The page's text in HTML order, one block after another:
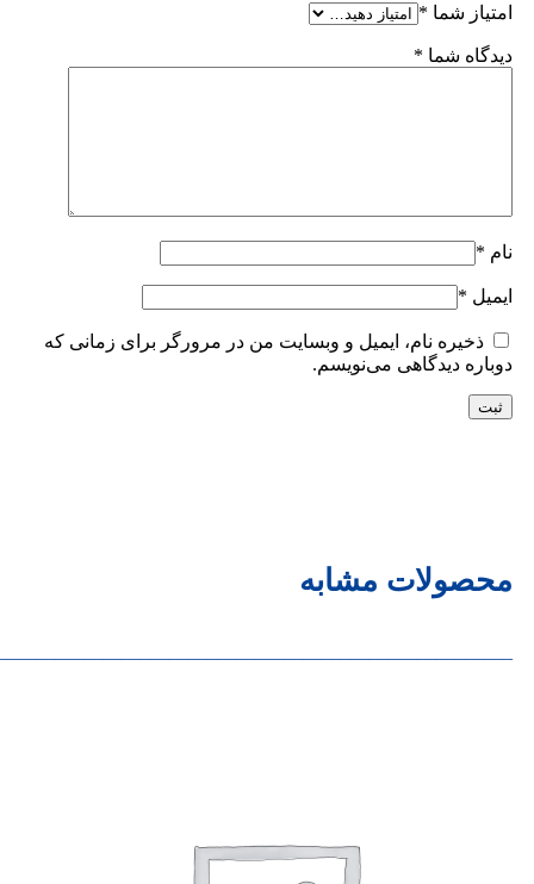
امتیاز شما *
دیدگاه شما *
نام *
ایمیل *
ذخیره نام، ایمیل و وبسایت من در مرورگر برای زمانی که
دوباره دیدگاهی می‌نویسم.
محصولات مشابه